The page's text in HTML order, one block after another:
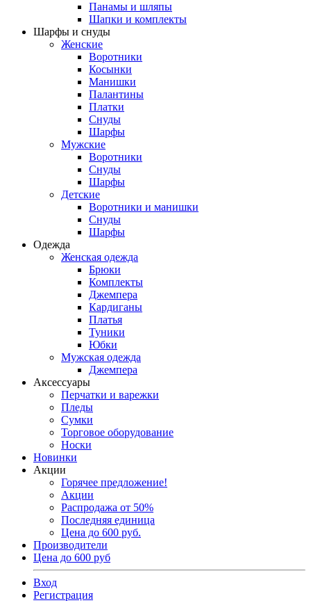
Панамы и шляпы
Шапки и комплекты
Шарфы и снуды
Женские
Воротники
Косынки
Манишки
Палантины
Платки
Снуды
Шарфы
Мужские
Воротники
Снуды
Шарфы
Детские
Воротники и манишки
Снуды
Шарфы
Одежда
Женская одежда
Брюки
Комплекты
Джемпера
Кардиганы
Платья
Туники
Юбки
Мужская одежда
Джемпера
Аксессуары
Перчатки и варежки
Пледы
Сумки
Торговое оборудование
Носки
Новинки
Акции
Горячее предложение!
Акции
Распродажа от 50%
Последняя единица
Цена до 600 руб.
Производители
Цена до 600 руб
Вход
Регистрация